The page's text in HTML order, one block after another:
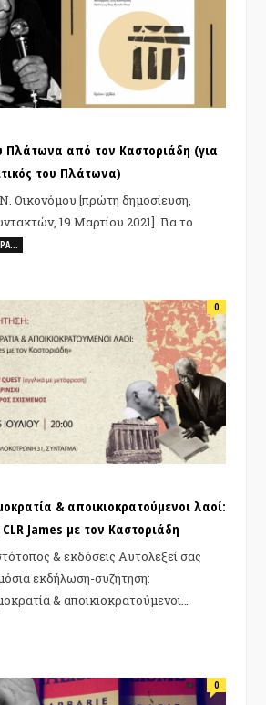
Πλάτωνα από τον Καστοριάδη (για
του Πλάτωνα)
Οικονόμου [πρώτη δημοσίευση,
19 Μαρτίου 2021]. Για το
0
& αποικιοκρατούμενοι λαοί:
James με τον Καστοριάδη
& εκδόσεις Αυτολεξεί σας
εκδήλωση-συζήτηση:
& αποικιοκρατούμενοι…
0